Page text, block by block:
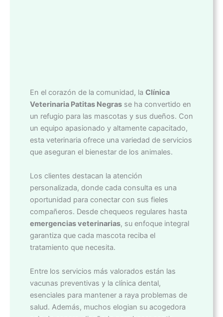
En el corazón de la comunidad, la Clínica
Veterinaria Patitas Negras se ha convertido en
un refugio para las mascotas y sus dueños. Con
un equipo apasionado y altamente capacitado,
esta veterinaria ofrece una variedad de servicios
que aseguran el bienestar de los animales.
Los clientes destacan la atención
personalizada, donde cada consulta es una
oportunidad para conectar con sus fieles
compañeros. Desde chequeos regulares hasta
emergencias veterinarias, su enfoque integral
garantiza que cada mascota reciba el
tratamiento que necesita.
Entre los servicios más valorados están las
vacunas preventivas y la clínica dental,
esenciales para mantener a raya problemas de
salud. Además, muchos elogian su acogedora